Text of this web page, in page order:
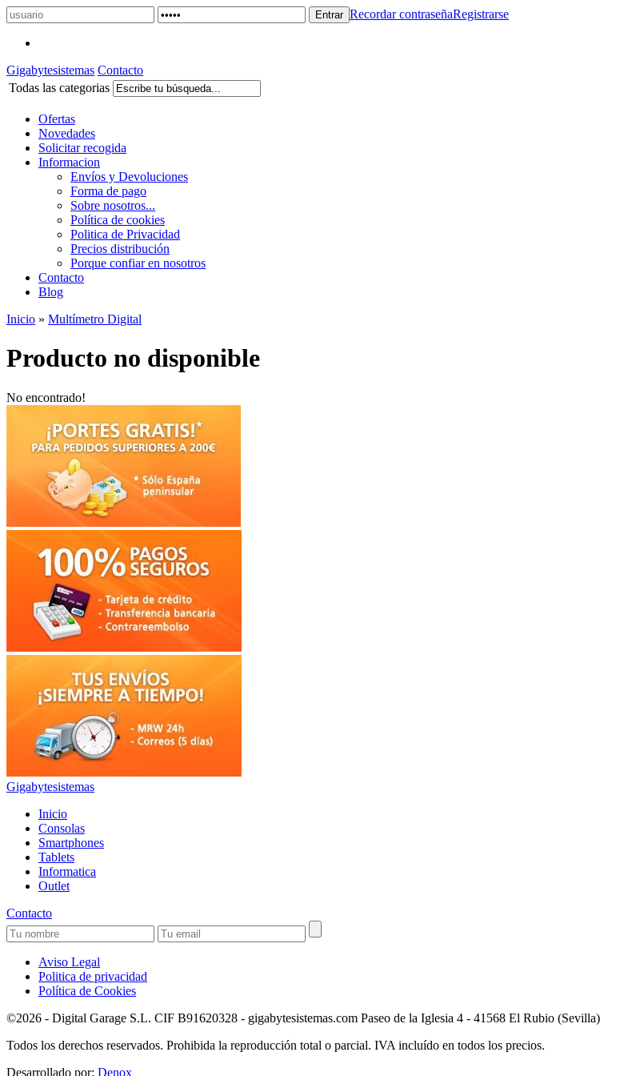
Recordar contraseñaRegistrarse
Gigabytesistemas Contacto
Todas las categorias
Ofertas
Novedades
Solicitar recogida
Informacion
Envíos y Devoluciones
Forma de pago
Sobre nosotros...
Política de cookies
Politica de Privacidad
Precios distribución
Porque confiar en nosotros
Contacto
Blog
Inicio » Multímetro Digital
Producto no disponible
No encontrado!
Gigabytesistemas
Inicio
Consolas
Smartphones
Tablets
Informatica
Outlet
Contacto
Aviso Legal
Politica de privacidad
Política de Cookies
©2026 - Digital Garage S.L. CIF B91620328 - gigabytesistemas.com Paseo de la Iglesia 4 - 41568 El Rubio (Sevilla)
Todos los derechos reservados. Prohibida la reproducción total o parcial. IVA incluído en todos los precios.
Desarrollado por: Denox